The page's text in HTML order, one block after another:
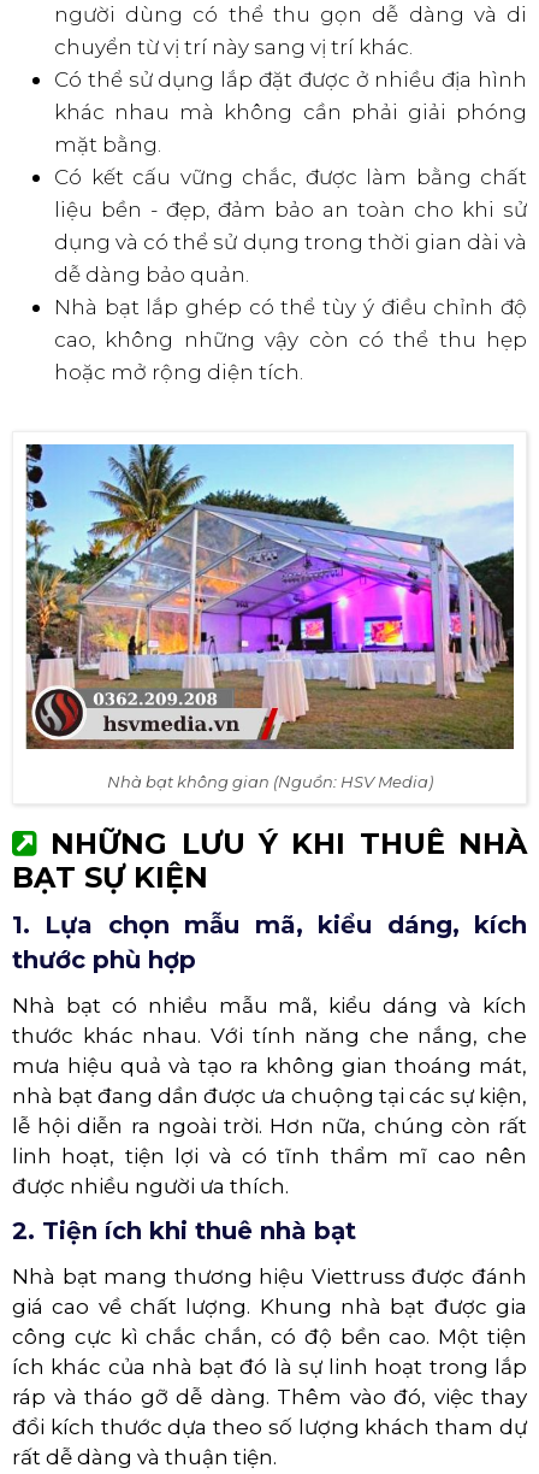
người dùng có thể thu gọn dễ dàng và di
chuyển từ vị trí này sang vị trí khác.
Có thể sử dụng lắp đặt được ở nhiều địa hình
khác nhau mà không cần phải giải phóng
mặt bằng.
Có kết cấu vững chắc, được làm bằng chất
liệu bền - đẹp, đảm bảo an toàn cho khi sử
dụng và có thể sử dụng trong thời gian dài và
dễ dàng bảo quản.
Nhà bạt lắp ghép có thể tùy ý điều chỉnh độ
cao, không những vậy còn có thể thu hẹp
hoặc mở rộng diện tích.
Nhà bạt không gian (Nguồn: HSV Media)
NHỮNG LƯU Ý KHI THUÊ NHÀ
BẠT SỰ KIỆN
1. Lựa chọn mẫu mã, kiểu dáng, kích
thước phù hợp
Nhà bạt có nhiều mẫu mã, kiểu dáng và kích
thước khác nhau. Với tính năng che nắng, che
mưa hiệu quả và tạo ra không gian thoáng mát,
nhà bạt đang dần được ưa chuộng tại các sự kiện,
lễ hội diễn ra ngoài trời. Hơn nữa, chúng còn rất
linh hoạt, tiện lợi và có tĩnh thẩm mĩ cao nên
được nhiều người ưa thích.
2. Tiện ích khi thuê nhà bạt
Nhà bạt mang thương hiệu Viettruss được đánh
giá cao về chất lượng. Khung nhà bạt được gia
công cực kì chắc chắn, có độ bền cao. Một tiện
ích khác của nhà bạt đó là sự linh hoạt trong lắp
ráp và tháo gỡ dễ dàng. Thêm vào đó, việc thay
đổi kích thước dựa theo số lượng khách tham dự
rất dễ dàng và thuận tiện.